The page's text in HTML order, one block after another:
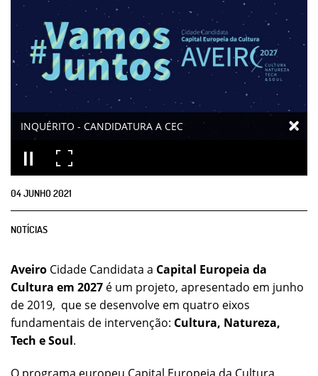
INQUÉRITO - CANDIDATURA A CEC
04JUNHO2021
NOTÍCIAS
Aveiro Cidade Candidata a Capital Europeia da
Cultura em 2027 é um projeto, apresentado em junho
de 2019, que se desenvolve em quatro eixos
fundamentais de intervenção: Cultura, Natureza,
Tech e Soul.